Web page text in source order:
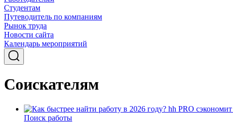
Студентам
Путеводитель по компаниям
Рынок труда
Новости сайта
Календарь мероприятий
Соискателям
Поиск работы